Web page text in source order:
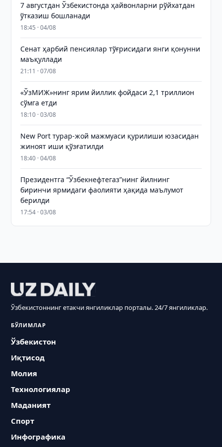
7 августдан Ўзбекистонда ҳайвонларни рўйхатдан
ўтказиш бошланади
18:45 · 04/08
Сенат ҳарбий пенсиялар тўғрисидаги янги қонунни
маъқуллади
21:11 · 07/08
«ЎзМИЖ»нинг ярим йиллик фойдаси 2,1 триллион
сўмга етди
18:10 · 03/08
New Port турар-жой мажмуаси қурилиши юзасидан
жиноят иши қўзғатилди
18:40 · 04/08
Президентга “Ўзбекнефтегаз”нинг йилнинг
биринчи ярмидаги фаолияти ҳақида маълумот
берилди
17:54 · 03/08
Ўзбекистоннинг етакчи янгиликлар порталы. 24/7 янгиликлар.
БЎЛИМЛАР
Ўзбекистон
Иқтисод
Молия
Технологиялар
Маданият
Спорт
Инфографика